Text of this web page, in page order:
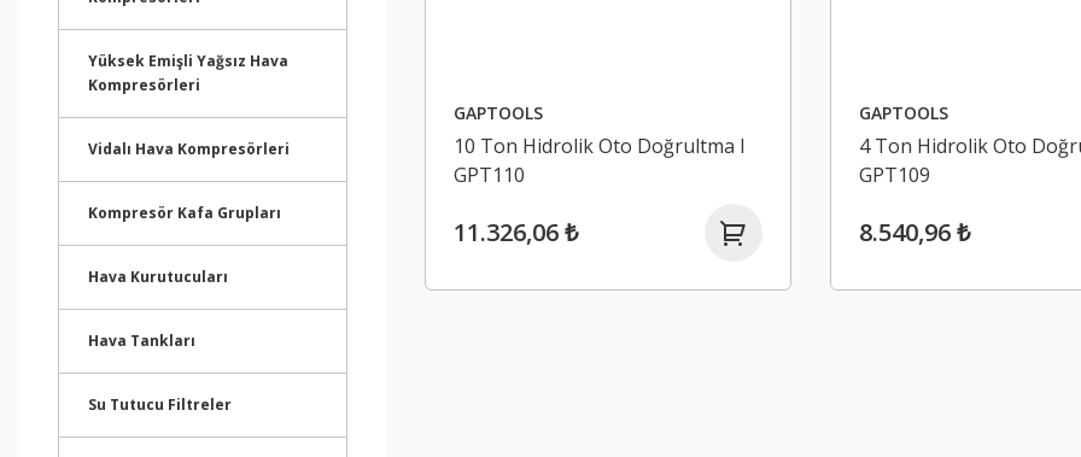
Yüksek Emişli Yağsız Hava
Kompresörleri
Vidalı Hava Kompresörleri
Kompresör Kafa Grupları
Hava Kurutucuları
Hava Tankları
Su Tutucu Filtreler
GAPTOOLS
10 Ton Hidrolik Oto Doğrultma I
GPT110
11.326,06 ₺
GAPTOOLS
4 Ton Hidrolik Oto
GPT109
8.540,96 ₺